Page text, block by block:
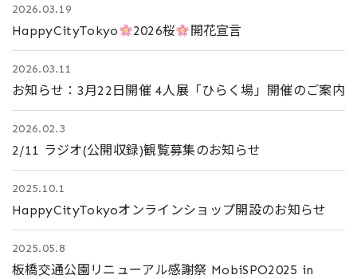
2026.03.19
HappyCityTokyo 2026桜 開花宣言
2026.03.11
お知らせ：3月22日開催 4人展「ひらく場」開催のご案内
2026.02.3
2/11 ラジオ(公開収録)観覧募集のお知らせ
2025.10.1
HappyCityTokyoオンラインショップ開設のお知らせ
2025.05.8
板橋交通公園リニューアル感謝祭 MobiSPO2025 in